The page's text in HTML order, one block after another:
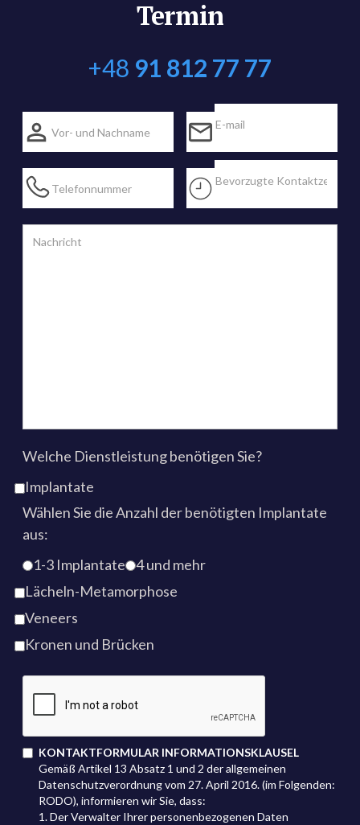
Termin
+48 91 812 77 77
Welche Dienstleistung benötigen Sie?
Implantate
Wählen Sie die Anzahl der benötigten Implantate
aus:
1-3 Implantate 4 und mehr
Lächeln-Metamorphose
Veneers
Kronen und Brücken
KONTAKTFORMULAR INFORMATIONSKLAUSEL
Gemäß Artikel 13 Absatz 1 und 2 der allgemeinen
Datenschutzverordnung vom 27. April 2016. (im Folgenden:
RODO), informieren wir Sie, dass:
1. Der Verwalter Ihrer personenbezogenen Daten